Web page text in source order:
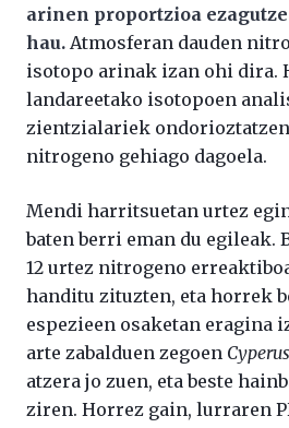
arinen proportzioa
hau. Atmosferan dauden
isotopo arinak izan ohi dira.
landareetako isotopoen
zientzialariek
nitrogeno gehiago dagoela.
Mendi harritsuetan urtez
baten berri eman du egileak.
12 urtez nitrogeno
handitu zituzten, eta horrek
espezieen osaketan eragina
arte zabalduen zegoen
atzera jo zuen, eta beste
ziren. Horrez gain, lurraren